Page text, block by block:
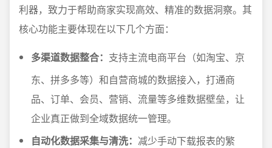
利器，致力于帮助商家实现高效、精准的数据洞察。其
核心功能主要体现在以下几个方面：
多渠道数据整合： 支持主流电商平台（如淘宝、京
东、拼多多等）和自营商城的数据接入，打通商
品、订单、会员、营销、流量等多维数据壁垒，让
企业真正做到全域数据统一管理。
自动化数据采集与清洗： 减少手动下载报表的繁